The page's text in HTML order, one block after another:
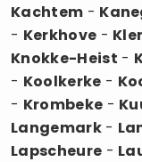
Kachtem -
- Kerkhove -
Knokke-Heist -
- Koolkerke -
- Krombeke -
Langemark-
Lapscheure -